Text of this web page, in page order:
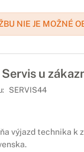
NIE JE MOŽNÉ
u
SERVIS44
výjazd technika k